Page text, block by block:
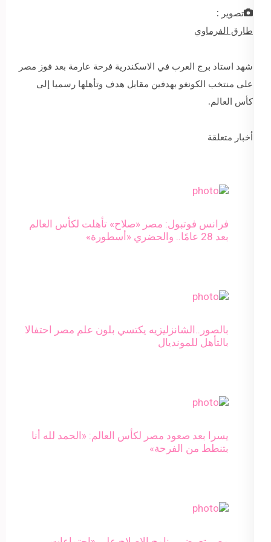
تصوير :
طارق الفرماوي
شهد استاد برج العرب في الاسكندرية فرحة عارمة بعد فوز مصر
على منتخب الكونغو بهدفين مقابل هدف وتأهلها رسميا إلى
كأس العالم.
أخبار متعلقة
فرانس فوتبول: مصر «صلاح» تأهلت لكأس العالم
بعد 28 عامًا.. والحضري «أسطورة»
بالصور..الشانزليزيه يكتسي بلون علم مصر احتفالا
بالتأهل للمونديال
يسرا بعد صعود مصر لكأس العالم: «الحمد لله أنا
بتنطط من الفرحة»